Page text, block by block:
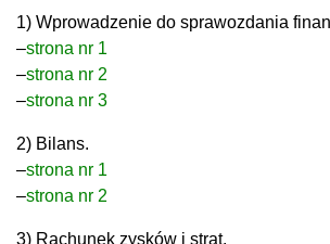
1) Wprowadzenie do sprawozdania
–strona nr 1
–strona nr 2
–strona nr 3
2) Bilans.
–strona nr 1
–strona nr 2
3) Rachunek zysków i strat.